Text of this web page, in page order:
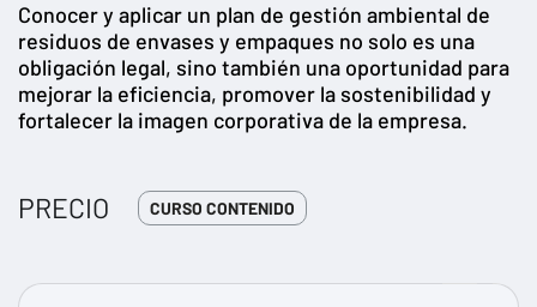
Conocer y aplicar un plan de gestión ambiental de
residuos de envases y empaques no solo es una
obligación legal, sino también una oportunidad para
mejorar la eficiencia, promover la sostenibilidad y
fortalecer la imagen corporativa de la empresa.
PRECIO CURSO CONTENIDO